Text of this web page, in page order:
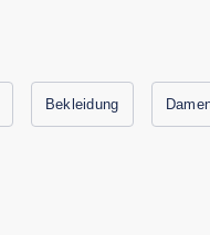
Bekleidung